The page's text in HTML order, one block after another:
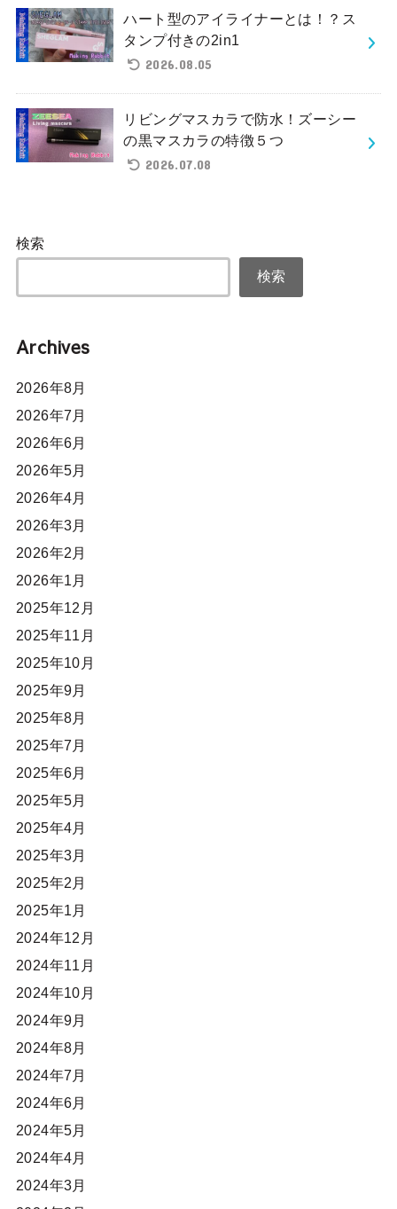
ハート型のアイライナーとは！？ス
タンプ付きの2in1
2026.08.05
リビングマスカラで防水！ズーシー
の黒マスカラの特徴５つ
2026.07.08
検索
検索
Archives
2026年8月
2026年7月
2026年6月
2026年5月
2026年4月
2026年3月
2026年2月
2026年1月
2025年12月
2025年11月
2025年10月
2025年9月
2025年8月
2025年7月
2025年6月
2025年5月
2025年4月
2025年3月
2025年2月
2025年1月
2024年12月
2024年11月
2024年10月
2024年9月
2024年8月
2024年7月
2024年6月
2024年5月
2024年4月
2024年3月